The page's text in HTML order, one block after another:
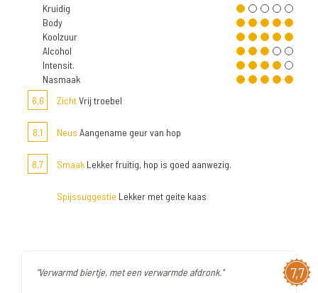
Kruidig
Body
Koolzuur
Alcohol
Intensit.
Nasmaak
6,6
ZichtVrij troebel
8,1 Neus Aangename geur van hop
8,7 Smaak Lekker fruitig, hop is goed aanwezig.
Spijssuggestie Lekker met geite kaas
7,7
"Verwarmd biertje, met een verwarmde afdronk."